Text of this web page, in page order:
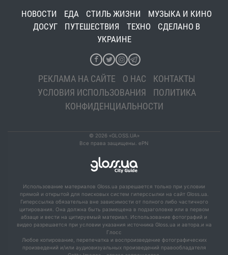
НОВОСТИ ЕДА СТИЛЬ ЖИЗНИ
МУЗЫКА И КИНО
ДОСУГ
ПУТЕШЕСТВИЯ ТЕХНО
СДЕЛАНО В
УКРАИНЕ
РЕКЛАМА НА САЙТЕ О НАС
КОНТАКТЫ
УСЛОВИЯ ИСПОЛЬЗОВАНИЯ
ПОЛИТИКА
КОНФИДЕНЦИАЛЬНОСТИ
© 2026 «GLOSS.UA»
Все права защищены. ePN
Использование материалов Gloss.ua разрешается только при условии
прямой и открытой для поисковых систем гиперссылки на сайт Gloss.ua.
Гиперссылка обязательна вне зависимости от полного либо частичного
цитирования. Она должна быть размещена в подзаголовке или в первом
абзаце и вести на цитируемый материал. Использование фотографий и
видео разрешается при условии указания источника Gloss.ua и автора.и на
Глосс
Любое копирование, перепечатка и воспроизведение фотографических
произведений и/или аудиовизуальных произведений правообладателя